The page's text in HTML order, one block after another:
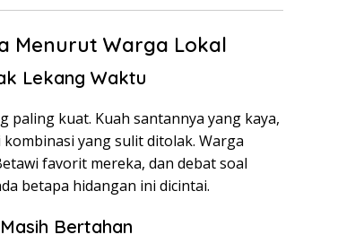
Menurut Warga Lokal
Lekang Waktu
paling kuat. Kuah santannya yang kaya,
yang sulit ditolak. Warga
favorit mereka, dan debat soal
betapa hidangan ini dicintai.
Bertahan